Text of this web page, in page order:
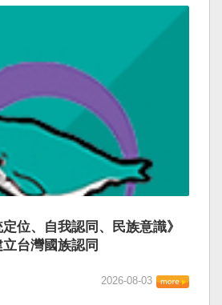
定位、自我認同、民族意識》
台灣國族認同
2026-08-03